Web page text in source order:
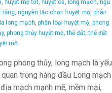
, huyệt mộ tốt, huyệt oa, long mạch, ngũ
táng, nguyên tắc chọn huyệt mộ, phân
long mạch, phân loại huyệt mộ, phong
, phong thủy huyệt mộ,thế đất,thế đất
mộ
phong thủy, long mạch là yếu
trọng hàng đầu Long mạch
mạch mạnh mẽ, mềm mại,